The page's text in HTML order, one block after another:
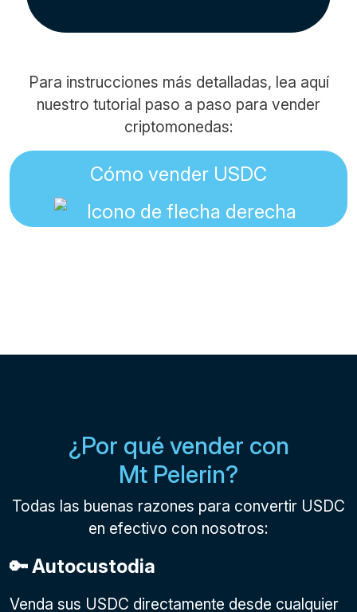
Para instrucciones más detalladas, lea aquí
nuestro tutorial paso a paso para vender
criptomonedas:
Cómo vender USDC
¿Por qué vender con
Mt Pelerin?
Todas las buenas razones para convertir USDC
en efectivo con nosotros:
🔑 Autocustodia
Venda sus USDC directamente desde cualquier